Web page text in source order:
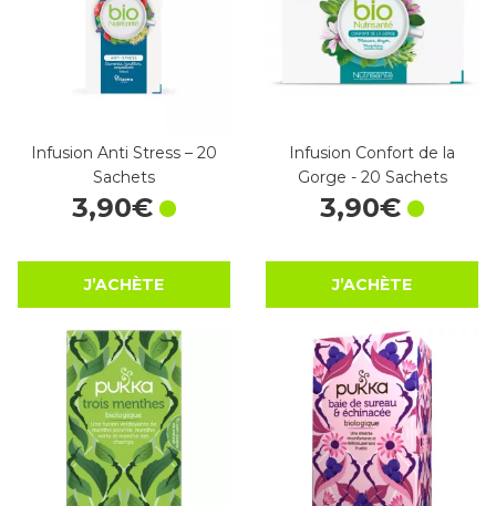
Infusion Anti Stress – 20
Sachets
3,90€
J’ACHÈTE
Infusion Confort de la
Gorge - 20 Sachets
3,90€
J’ACHÈTE